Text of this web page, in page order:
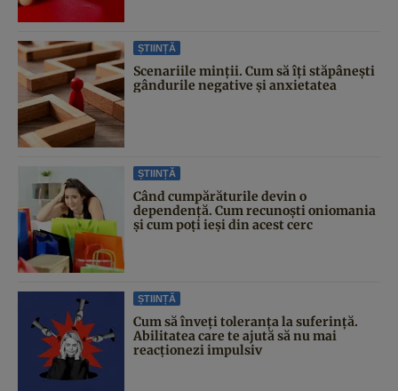
ȘTIINȚĂ
Scenariile minții. Cum să îți stăpânești
gândurile negative și anxietatea
ȘTIINȚĂ
Când cumpărăturile devin o
dependență. Cum recunoști oniomania
și cum poți ieși din acest cerc
ȘTIINȚĂ
Cum să înveți toleranța la suferință.
Abilitatea care te ajută să nu mai
reacționezi impulsiv